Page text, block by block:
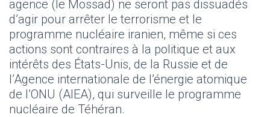
agence (le Mossad) ne seront pas dissuadés
d’agir pour arrêter le terrorisme et le
programme nucléaire iranien, même si ces
actions sont contraires à la politique et aux
intérêts des États-Unis, de la Russie et de
l’Agence internationale de l’énergie atomique
de l’ONU (AIEA), qui surveille le programme
nucléaire de Téhéran.